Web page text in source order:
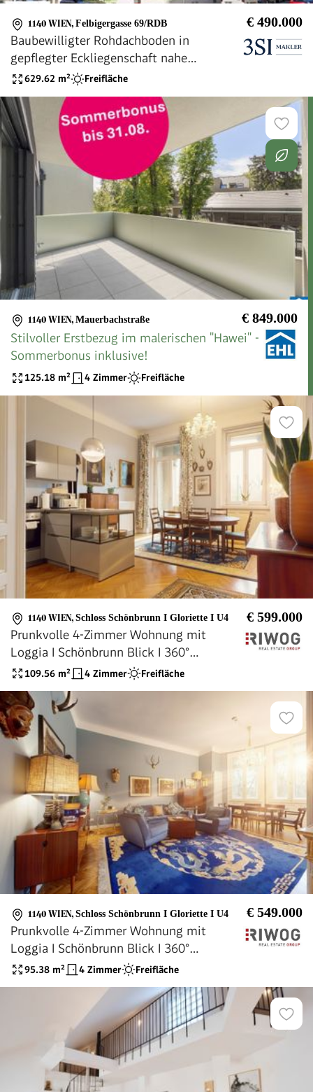
1140 WIEN, Felbigergasse 69/RDB € 490.000
Baubewilligter Rohdachboden in
gepflegter Eckliegenschaft nahe
Hütteldorfer Straße und
629.62 m² Freifläche
1140 WIEN, Mauerbachstraße € 849.000
Stilvoller Erstbezug im malerischen "Hawei" -
Sommerbonus inklusive!
125.18 m² 4 Zimmer Freifläche
1140 WIEN, Schloss Schönbrunn I Gloriette I U4 € 599.000
Prunkvolle 4-Zimmer Wohnung mit
Loggia I Schönbrunn Blick I 360°
Rundgang
109.56 m² 4 Zimmer Freifläche
1140 WIEN, Schloss Schönbrunn I Gloriette I U4 € 549.000
Prunkvolle 4-Zimmer Wohnung mit
Loggia I Schönbrunn Blick I 360°
Rundgang
95.38 m² 4 Zimmer Freifläche